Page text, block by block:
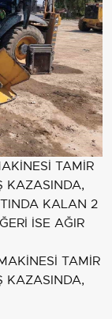
TAMİR
KAZASINDA,
KALAN 2
İSE AĞIR